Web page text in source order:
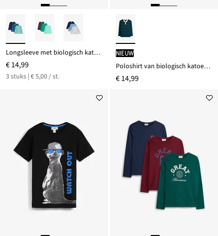
Longsleeve met biologisch katoen (set van 3)
€ 14,99
3 stuks | € 5,00 / st.
Nieuw
Poloshirt van biologisch katoen met lange mouwen
€ 14,99